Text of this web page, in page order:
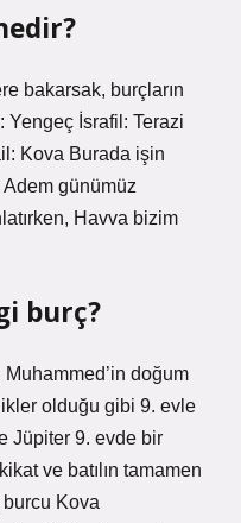
bakarsak, burçların
Yengeç İsrafil: Terazi
Kova Burada işin
Adem günümüz
Havva bizim
burç?
Muhammed’in doğum
olduğu gibi 9. evle
Jüpiter 9. evde bir
ve batılın tamamen
burcu Kova